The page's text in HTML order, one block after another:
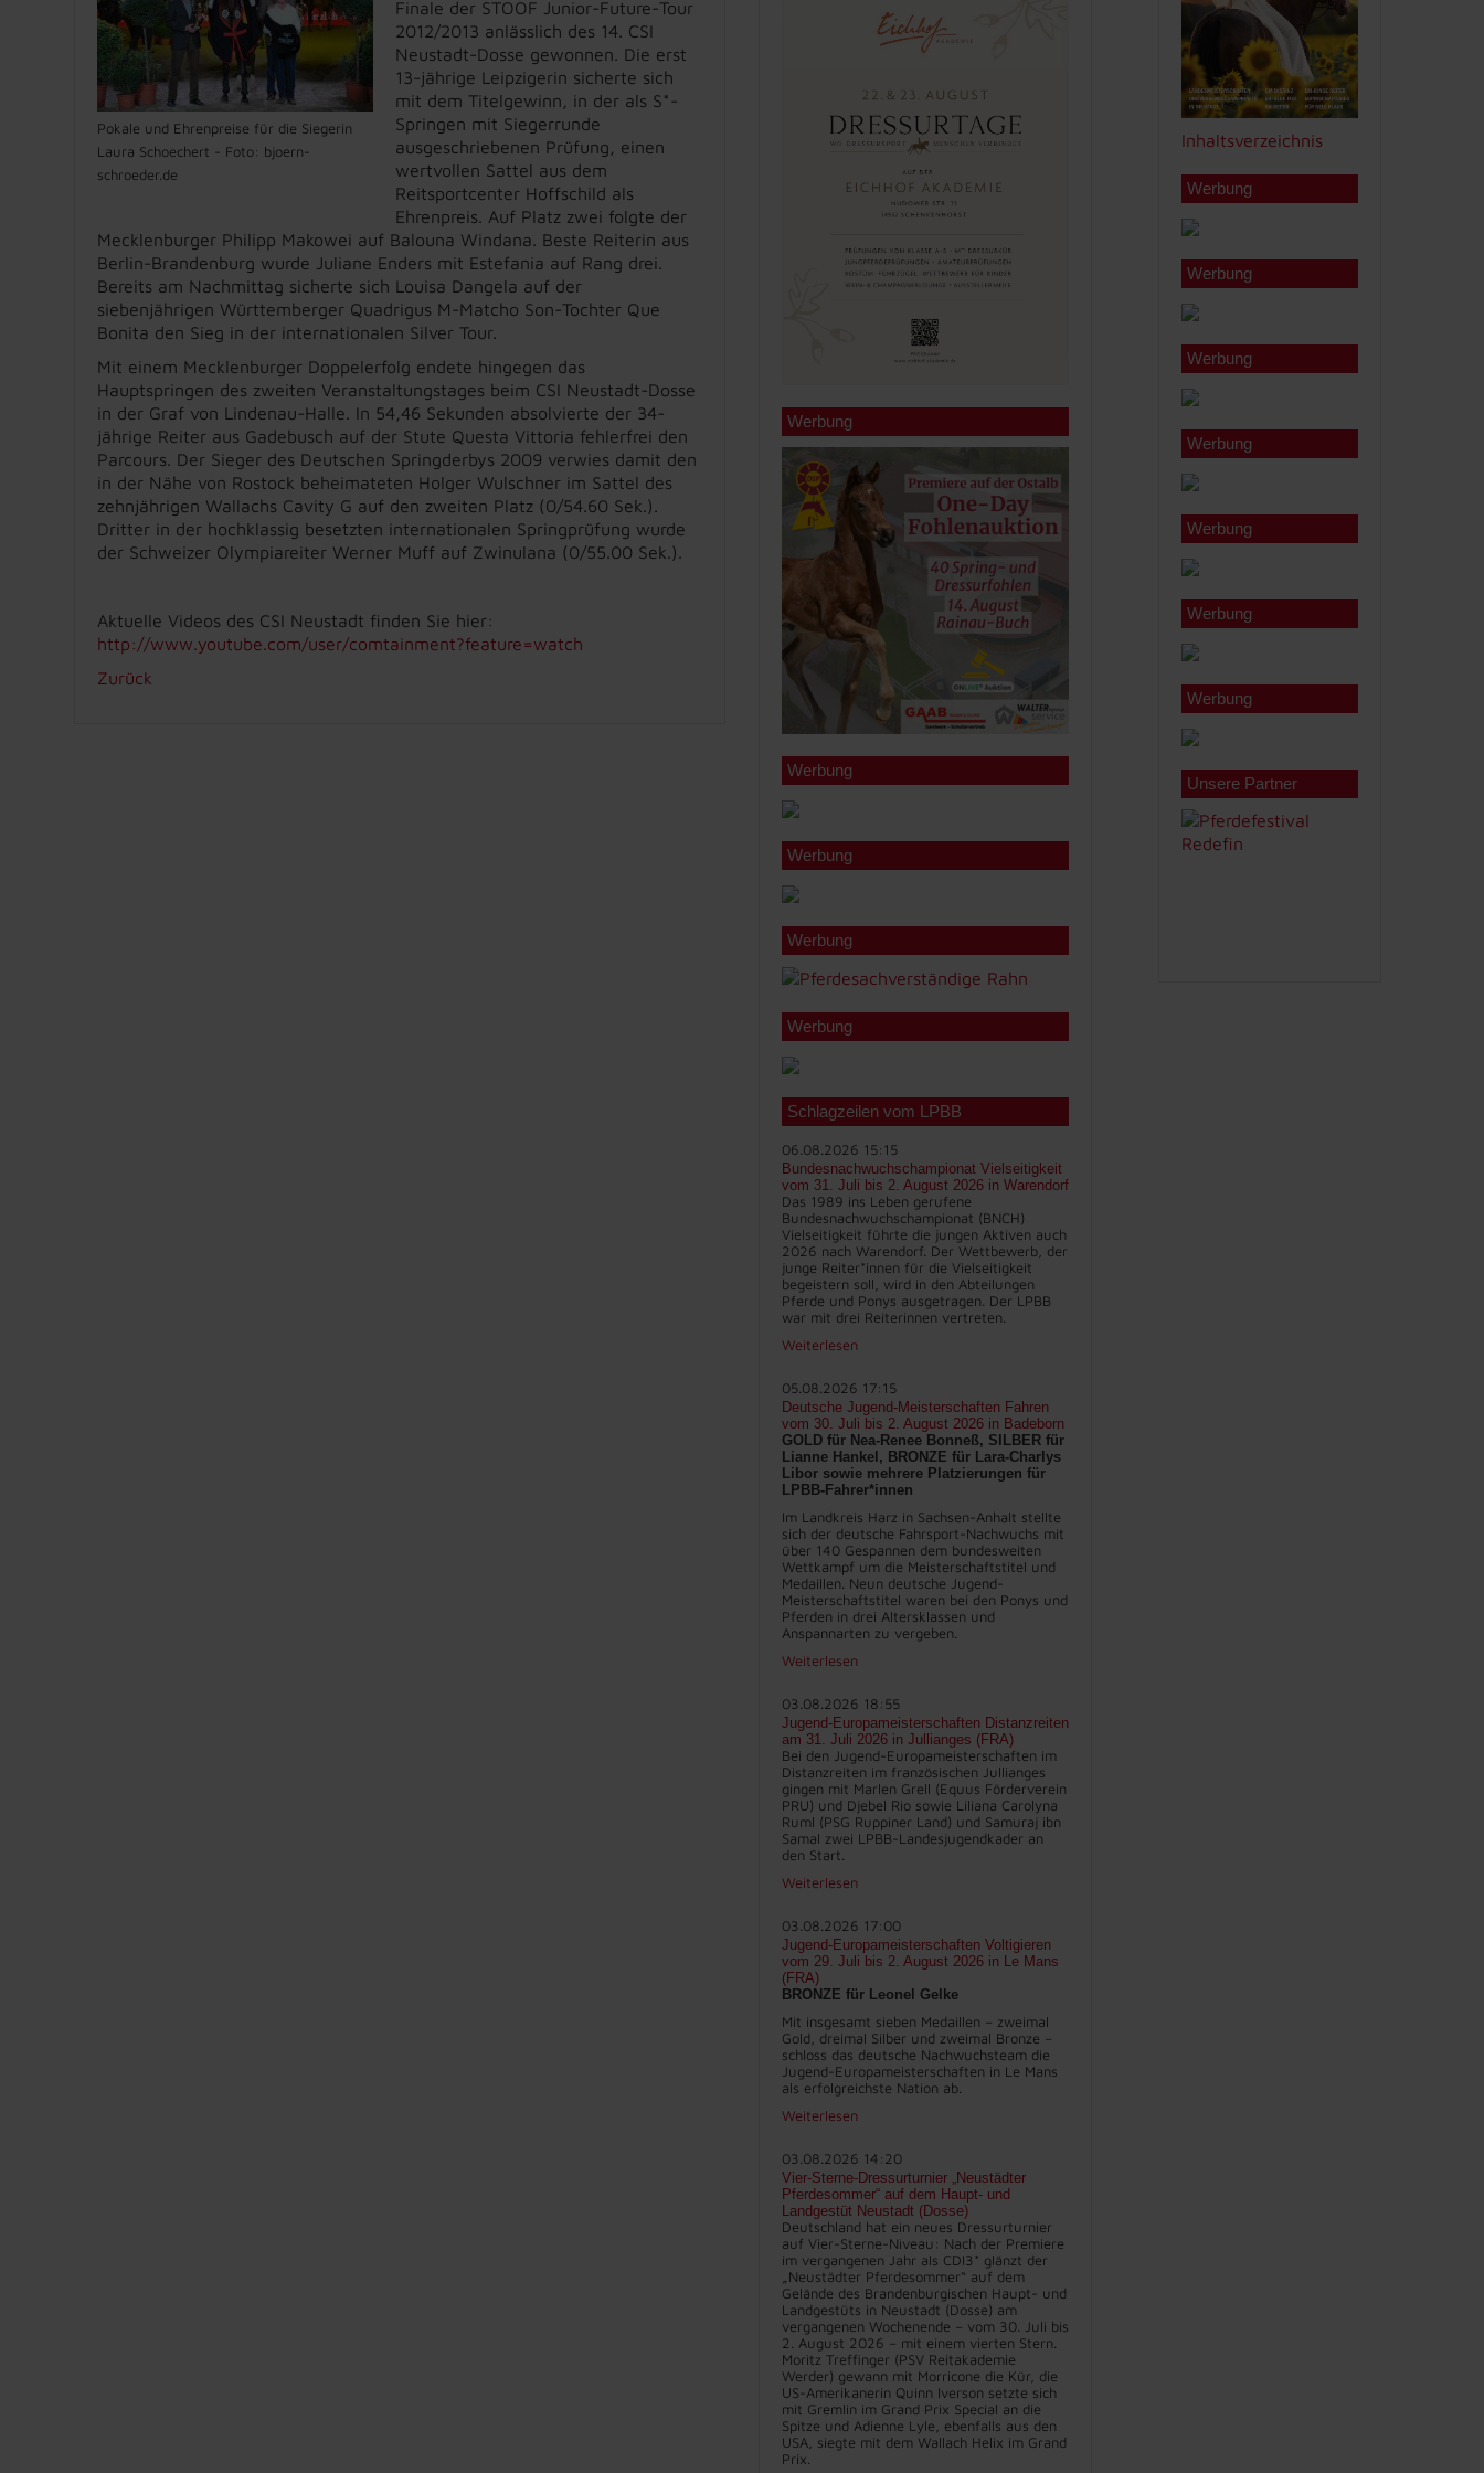
Pokale und Ehrenpreise für die Siegerin
Laura Schoechert - Foto: bjoern-
schroeder.de
Finale der STOOF Junior-Future-Tour
2012/2013 anlässlich des 14. CSI
Neustadt-Dosse gewonnen. Die erst
13-jährige Leipzigerin sicherte sich
mit dem Titelgewinn, in der als S*-
Springen mit Siegerrunde
ausgeschriebenen Prüfung, einen
wertvollen Sattel aus dem
Reitsportcenter Hoffschild als
Ehrenpreis. Auf Platz zwei folgte der
Mecklenburger Philipp Makowei auf Balouna Windana. Beste Reiterin aus
Berlin-Brandenburg wurde Juliane Enders mit Estefania auf Rang drei.
Bereits am Nachmittag sicherte sich Louisa Dangela auf der
siebenjährigen Württemberger Quadrigus M-Matcho Son-Tochter Que
Bonita den Sieg in der internationalen Silver Tour.
Mit einem Mecklenburger Doppelerfolg endete hingegen das
Hauptspringen des zweiten Veranstaltungstages beim CSI Neustadt-Dosse
in der Graf von Lindenau-Halle. In 54,46 Sekunden absolvierte der 34-
jährige Reiter aus Gadebusch auf der Stute Questa Vittoria fehlerfrei den
Parcours. Der Sieger des Deutschen Springderbys 2009 verwies damit den
in der Nähe von Rostock beheimateten Holger Wulschner im Sattel des
zehnjährigen Wallachs Cavity G auf den zweiten Platz (0/54.60 Sek.).
Dritter in der hochklassig besetzten internationalen Springprüfung wurde
der Schweizer Olympiareiter Werner Muff auf Zwinulana (0/55.00 Sek.).
Aktuelle Videos des CSI Neustadt finden Sie hier:
http://www.youtube.com/user/comtainment?feature=watch
Zurück
Werbung
Werbung
Werbung
Werbung
Werbung
Schlagzeilen vom LPBB
06.08.2026 15:15
Bundesnachwuchschampionat Vielseitigkeit
vom 31. Juli bis 2. August 2026 in Warendorf
Das 1989 ins Leben gerufene
Bundesnachwuchschampionat (BNCH)
Vielseitigkeit führte die jungen Aktiven auch
2026 nach Warendorf. Der Wettbewerb, der
junge Reiter*innen für die Vielseitigkeit
begeistern soll, wird in den Abteilungen
Pferde und Ponys ausgetragen. Der LPBB
war mit drei Reiterinnen vertreten.
Weiterlesen
05.08.2026 17:15
Deutsche Jugend-Meisterschaften Fahren
vom 30. Juli bis 2. August 2026 in Badeborn
GOLD für Nea-Renee Bonneß, SILBER für
Lianne Hankel, BRONZE für Lara-Charlys
Libor sowie mehrere Platzierungen für
LPBB-Fahrer*innen
Im Landkreis Harz in Sachsen-Anhalt stellte
sich der deutsche Fahrsport-Nachwuchs mit
über 140 Gespannen dem bundesweiten
Wettkampf um die Meisterschaftstitel und
Medaillen. Neun deutsche Jugend-
Meisterschaftstitel waren bei den Ponys und
Pferden in drei Altersklassen und
Anspannarten zu vergeben.
Weiterlesen
03.08.2026 18:55
Jugend-Europameisterschaften Distanzreiten
am 31. Juli 2026 in Jullianges (FRA)
Bei den Jugend-Europameisterschaften im
Distanzreiten im französischen Jullianges
gingen mit Marlen Grell (Equus Förderverein
PRU) und Djebel Rio sowie Liliana Carolyna
Ruml (PSG Ruppiner Land) und Samuraj ibn
Samal zwei LPBB-Landesjugendkader an
den Start.
Weiterlesen
03.08.2026 17:00
Jugend-Europameisterschaften Voltigieren
vom 29. Juli bis 2. August 2026 in Le Mans
(FRA)
BRONZE für Leonel Gelke
Mit insgesamt sieben Medaillen – zweimal
Gold, dreimal Silber und zweimal Bronze –
schloss das deutsche Nachwuchsteam die
Jugend-Europameisterschaften in Le Mans
als erfolgreichste Nation ab.
Weiterlesen
03.08.2026 14:20
Vier-Sterne-Dressurturnier „Neustädter
Pferdesommer“ auf dem Haupt- und
Landgestüt Neustadt (Dosse)
Deutschland hat ein neues Dressurturnier
auf Vier-Sterne-Niveau: Nach der Premiere
im vergangenen Jahr als CDI3* glänzt der
„Neustädter Pferdesommer“ auf dem
Gelände des Brandenburgischen Haupt- und
Landgestüts in Neustadt (Dosse) am
vergangenen Wochenende – vom 30. Juli bis
2. August 2026 – mit einem vierten Stern.
Moritz Treffinger (PSV Reitakademie
Werder) gewann mit Morricone die Kür, die
US-Amerikanerin Quinn Iverson setzte sich
mit Gremlin im Grand Prix Special an die
Spitze und Adienne Lyle, ebenfalls aus den
USA, siegte mit dem Wallach Helix im Grand
Prix.
Inhaltsverzeichnis
Werbung
Werbung
Werbung
Werbung
Werbung
Werbung
Werbung
Unsere Partner